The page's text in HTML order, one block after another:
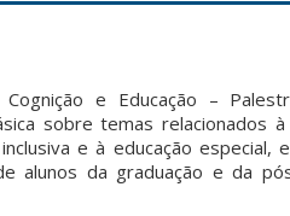
e Educação –
sobre temas relacionados
e à educação especial,
alunos da graduação e da